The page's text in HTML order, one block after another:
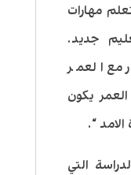
مهارات
جديد.
مع العمر
يكون
“.
التي